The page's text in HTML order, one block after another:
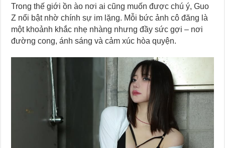
Trong thế giới ồn ào nơi ai cũng muốn được chú ý, Guo
Z nổi bật nhờ chính sự im lặng. Mỗi bức ảnh cô đăng là
một khoảnh khắc nhẹ nhàng nhưng đầy sức gợi – nơi
đường cong, ánh sáng và cảm xúc hòa quyện.